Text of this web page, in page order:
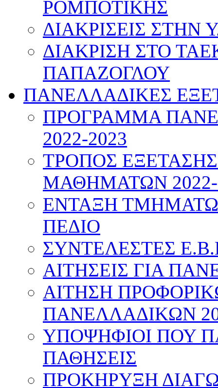
ΡΟΜΠΟΤΙΚΗΣ
ΔΙΑΚΡΙΣΕΙΣ ΣΤΗΝ
ΔΙΑΚΡΙΣΗ ΣΤΟ
ΠΑΠΑΖΟΓΛΟΥ
ΠΑΝΕΛΛΑΔΙΚΕΣ
ΠΡΟΓΡΑΜΜΑ
2022-2023
ΤΡΟΠΟΣ
ΜΑΘΗΜΑΤΩΝ 2022-
ΕΝΤΑΞΗ
ΠΕΔΙΟ
ΣΥΝΤΕΛΕΣΤΕΣ
ΑΙΤΗΣΕΙΣ ΓΙΑ
ΑΙΤΗΣΗ
ΠΑΝΕΛΛΑΔΙΚΩΝ
ΥΠΟΨΗΦΙΟΙ ΠΟΥ
ΠΑΘΗΣΕΙΣ
ΠΡΟΚΗΡΥΞΗ